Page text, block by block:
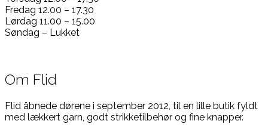
Fredag 12.00 – 17.30
Lørdag 11.00 – 15.00
Søndag – Lukket
Om Flid
Flid åbnede dørene i september 2012, til en lille butik fyldt
med lækkert garn, godt strikketilbehør og fine knapper.